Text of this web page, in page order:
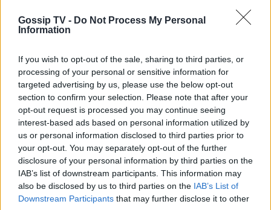
Gossip TV - Do Not Process My Personal
Information
If you wish to opt-out of the sale, sharing to third parties, or
processing of your personal or sensitive information for
targeted advertising by us, please use the below opt-out
section to confirm your selection. Please note that after your
opt-out request is processed you may continue seeing
interest-based ads based on personal information utilized by
us or personal information disclosed to third parties prior to
your opt-out. You may separately opt-out of the further
disclosure of your personal information by third parties on the
IAB’s list of downstream participants. This information may
also be disclosed by us to third parties on the IAB’s List of
Downstream Participants that may further disclose it to other
EUROVISION
Eurovision 2018: Αυτό το κομμάτι έγραψε ο
Κοντόπουλος για το Αζερμπαϊτζάν
12:39 @14-03-2018